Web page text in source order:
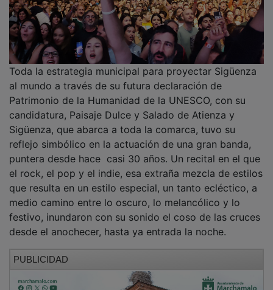
Toda la estrategia municipal para proyectar Sigüenza
al mundo a través de su futura declaración de
Patrimonio de la Humanidad de la UNESCO, con su
candidatura, Paisaje Dulce y Salado de Atienza y
Sigüenza, que abarca a toda la comarca, tuvo su
reflejo simbólico en la actuación de una gran banda,
puntera desde hace casi 30 años. Un recital en el que
el rock, el pop y el indie, esa extraña mezcla de estilos
que resulta en un estilo especial, un tanto ecléctico, a
medio camino entre lo oscuro, lo melancólico y lo
festivo, inundaron con su sonido el coso de las cruces
desde el anochecer, hasta ya entrada la noche.